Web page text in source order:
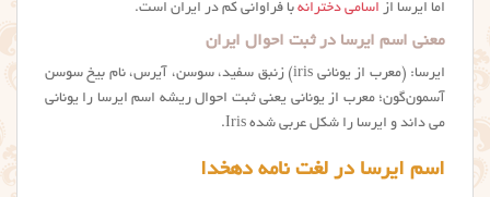
اما ایرسا از اسامی دخترانه با فراوانی کم در ایران است.
معنی اسم ایرسا در ثبت احوال ایران
ایرسا: (معرب از یونانی iris) زنبق سفید، سوسن، آیرس، نام بیخ سوسن
آسمون‌گون؛ معرب از یونانی یعنی ثبت احوال ریشه اسم ايرسا را یونانی
می داند و ایرسا را شکل عربی شده Iris.
اسم ایرسا در لغت نامه دهخدا